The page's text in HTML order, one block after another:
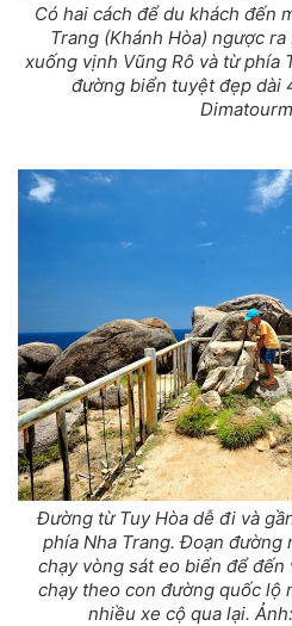
Có hai cách để du khách đến
Trang (Khánh Hòa) ngược
xuống vịnh Vũng Rô và từ phía
đường biển tuyệt đẹp dài
Đường từ Tuy Hòa dễ đi và
phía Nha Trang. Đoạn đường
chạy vòng sát eo biển để
chạy theo con đường quốc lộ
nhiều xe cộ qua lại.